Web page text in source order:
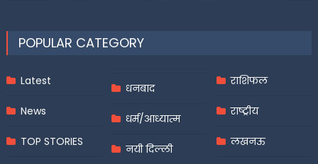
POPULAR CATEGORY
Latest
News
TOP STORIES
धनबाद
धर्म/आध्यात्म
नयी दिल्ली
राशिफल
राष्ट्रीय
लखनऊ